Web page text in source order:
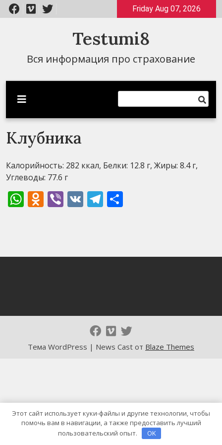
Перейти
к
Friday Aug 07, 2026
Testumi8
Вся информация про страхование
Клубника
Калорийность: 282 ккал, Белки: 12.8 г, Жиры: 8.4 г,
Углеводы: 77.6 г
WhatsApp
Odnoklassniki
Viber
VK Telegram
Тема WordPress | News Cast от Blaze Themes
Этот сайт использует куки-файлы и другие технологии, чтобы
помочь вам в навигации, а также предоставить лучший
пользовательский опыт.
OK